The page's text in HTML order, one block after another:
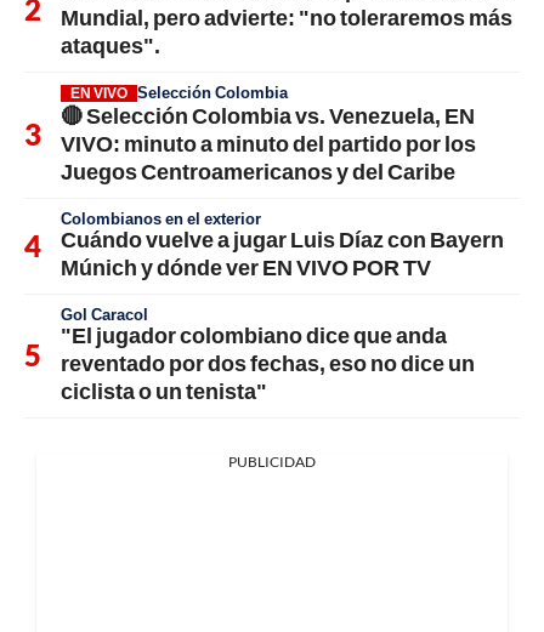
Mundial, pero advierte: "no toleraremos más
ataques".
EN VIVO Selección Colombia
🔴 Selección Colombia vs. Venezuela, EN
VIVO: minuto a minuto del partido por los
Juegos Centroamericanos y del Caribe
Colombianos en el exterior
Cuándo vuelve a jugar Luis Díaz con Bayern
Múnich y dónde ver EN VIVO POR TV
Gol Caracol
"El jugador colombiano dice que anda
reventado por dos fechas, eso no dice un
ciclista o un tenista"
PUBLICIDAD